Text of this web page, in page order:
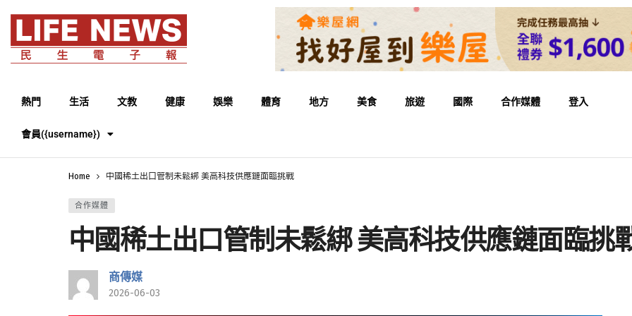
熱門 生活 文教 健康 娛樂 體育 地方 美食 旅遊 國際 合作媒體 登入
會員({username})
Home 中國稀土出口管制未鬆綁 美高科技供應鏈面臨挑戰
合作媒體
中國稀土出口管制未鬆綁 美高科技供應鏈面臨挑
商傳媒
2026-06-03